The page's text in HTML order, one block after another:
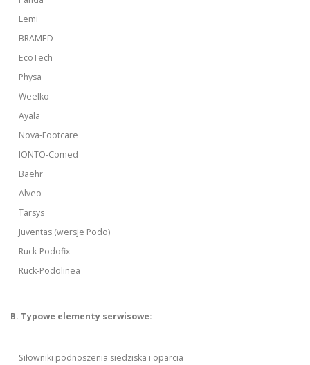
Lemi
BRAMED
EcoTech
Physa
Weelko
Ayala
Nova-Footcare
IONTO-Comed
Baehr
Alveo
Tarsys
Juventas (wersje Podo)
Ruck-Podofix
Ruck-Podolinea
B. Typowe elementy serwisowe:
Siłowniki podnoszenia siedziska i oparcia